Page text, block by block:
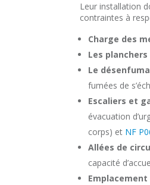
Leur installation
contraintes à
Charge des
Les
Le
fumées de
Escaliers et
évacuation
corps) et NF
Allées de
capacité